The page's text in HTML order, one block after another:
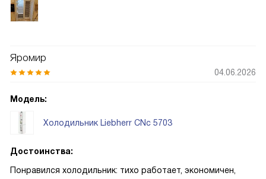
Яромир
04.06.2026
Модель:
Холодильник Liebherr CNc 5703
Достоинства:
Понравился холодильник: тихо работает, экономичен,